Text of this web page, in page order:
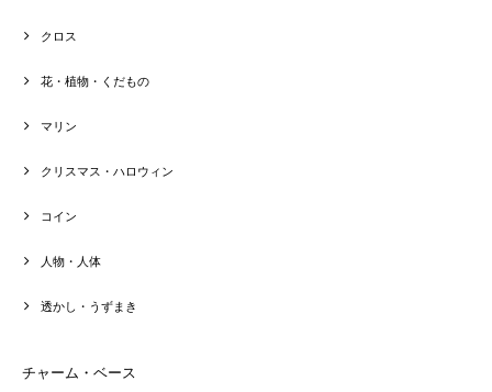
クロス
花・植物・くだもの
マリン
クリスマス・ハロウィン
コイン
人物・人体
透かし・うずまき
チャーム・ベース